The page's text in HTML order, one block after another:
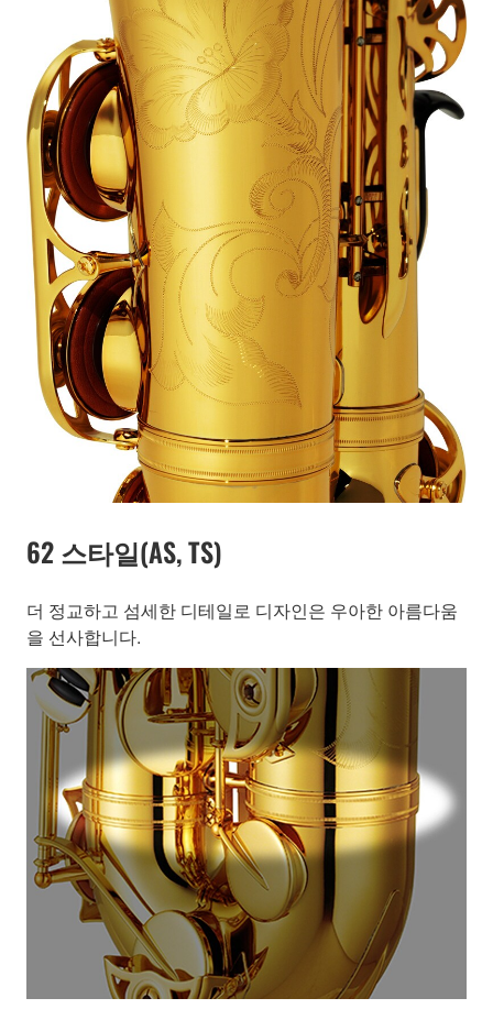
62 스타일(AS, TS)
더 정교하고 섬세한 디테일로 디자인은 우아한 아름다움
을 선사합니다.